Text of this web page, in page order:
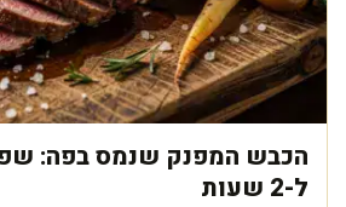
הכבש המפנק שנמס בפה:
ל-2 שעות